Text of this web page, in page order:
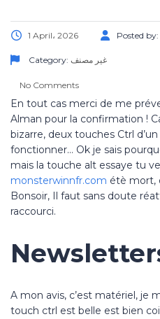
1 April، 2026 Posted by:
Category: غير مصنف
No Comments
En tout cas merci de me
Alman pour la confirmation !
bizarre, deux touches Ctrl
fonctionner… Ok je sais
mais la touche alt essaye tu
monsterwinnfr.com étè mort,
Bonsoir, Il faut sans doute
raccourci.
A mon avis, c’est matériel, je
touch ctrl est belle est bien